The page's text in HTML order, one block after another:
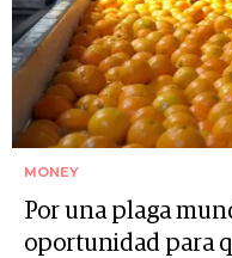
MONEY
Por una plaga
oportunidad para